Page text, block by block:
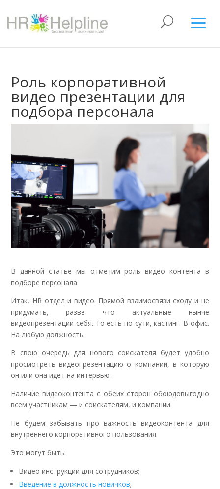
Роль корпоративной
видео презентации для
подбора персонала
В данной статье мы отметим роль видео контента в
подборе персонала.
Итак, HR отдел и видео. Прямой взаимосвязи сходу и не
придумать, разве что актуальные нынче
видеопрезентации себя. То есть по сути, кастинг. В офис.
На любую должность.
В свою очередь для нового соискателя будет удобно
просмотреть видеопрезентацию о компании, в которую
он или она идет на интервью.
Наличие видеоконтента с обеих сторон обоюдовыгодно
всем участникам — и соискателям, и компании.
Не будем забывать про важность видеоконтента для
внутреннего корпоративного пользования.
Это могут быть:
Видео инструкции для сотрудников;
Введение в должность новичков;